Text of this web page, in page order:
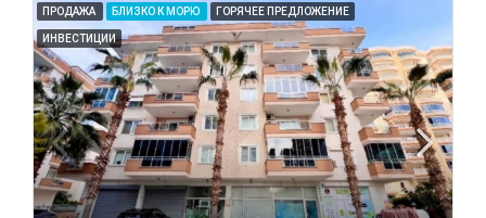
ПРОДАЖА БЛИЗКО К МОРЮ ГОРЯЧЕЕ ПРЕДЛОЖЕНИЕ
ИНВЕСТИЦИИ